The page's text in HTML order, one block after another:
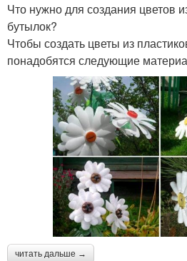
Что нужно для создания цветов
бутылок?
Чтобы создать цветы из
понадобятся следующие
читать дальше →